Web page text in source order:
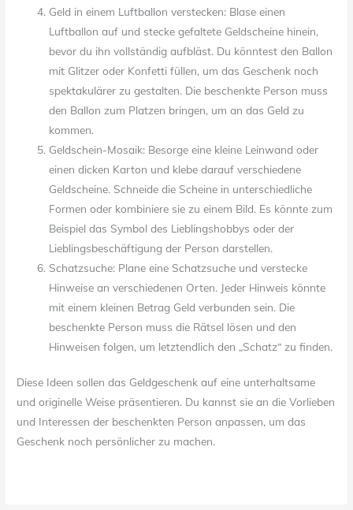
Geld in einem Luftballon verstecken: Blase einen
Luftballon auf und stecke gefaltete Geldscheine hinein,
bevor du ihn vollständig aufbläst. Du könntest den Ballon
mit Glitzer oder Konfetti füllen, um das Geschenk noch
spektakulärer zu gestalten. Die beschenkte Person muss
den Ballon zum Platzen bringen, um an das Geld zu
kommen.
Geldschein-Mosaik: Besorge eine kleine Leinwand oder
einen dicken Karton und klebe darauf verschiedene
Geldscheine. Schneide die Scheine in unterschiedliche
Formen oder kombiniere sie zu einem Bild. Es könnte zum
Beispiel das Symbol des Lieblingshobbys oder der
Lieblingsbeschäftigung der Person darstellen.
Schatzsuche: Plane eine Schatzsuche und verstecke
Hinweise an verschiedenen Orten. Jeder Hinweis könnte
mit einem kleinen Betrag Geld verbunden sein. Die
beschenkte Person muss die Rätsel lösen und den
Hinweisen folgen, um letztendlich den „Schatz“ zu finden.
Diese Ideen sollen das Geldgeschenk auf eine unterhaltsame
und originelle Weise präsentieren. Du kannst sie an die Vorlieben
und Interessen der beschenkten Person anpassen, um das
Geschenk noch persönlicher zu machen.